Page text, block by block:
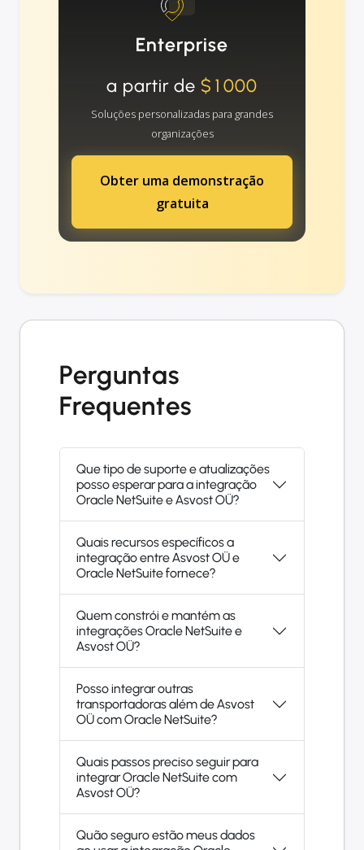
Enterprise
a partir de $1000
Soluções personalizadas para grandes
organizações
Obter uma demonstração
gratuita
Perguntas
Frequentes
Que tipo de suporte e atualizações
posso esperar para a integração
Oracle NetSuite e Asvost OÜ?
Quais recursos específicos a
integração entre Asvost OÜ e
Oracle NetSuite fornece?
Quem constrói e mantém as
integrações Oracle NetSuite e
Asvost OÜ?
Posso integrar outras
transportadoras além de Asvost
OÜ com Oracle NetSuite?
Quais passos preciso seguir para
integrar Oracle NetSuite com
Asvost OÜ?
Quão seguro estão meus dados